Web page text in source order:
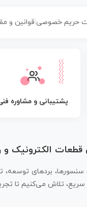
حریم خصوصی| قوانین و
پشتیبانی و مشاوره
قطعات الکترونیک و
سنسورها، بردهای
تلاش می‌کنیم تا